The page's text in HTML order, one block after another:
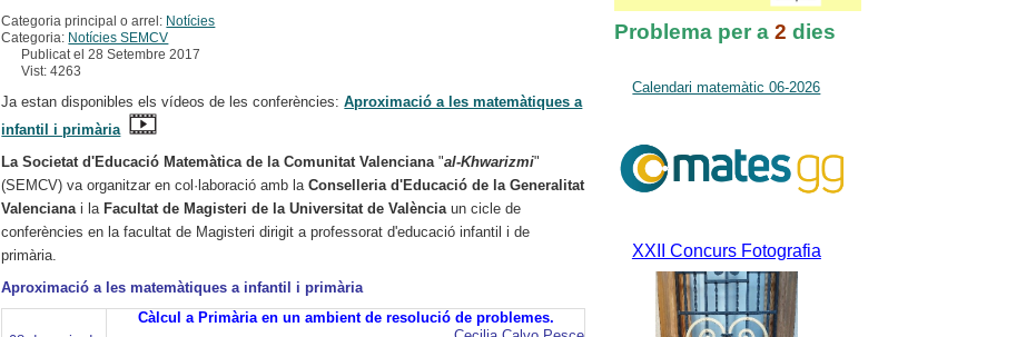
Categoria principal o arrel: Notícies
Categoria: Notícies SEMCV
Publicat el 28 Setembre 2017
Vist: 4263
Ja estan disponibles els vídeos de les conferències:Aproximació a les matemàtiques a
infantil i primària
La Societat d'Educació Matemàtica de la Comunitat Valenciana "al-Khwarizmi"
(SEMCV) va organitzar en col·laboració amb laConselleria d'Educació de la Generalitat
Valenciana i la Facultat de Magisteri de la Universitat de València un cicle de
conferències en la facultat de Magisteri dirigit a professorat d'educació infantil i de
primària.
Aproximació a les matemàtiques a infantil i primària
Càlcul a Primària en un ambient de resolució de problemes.
Problema per a 2 dies
Calendari matemàtic 06-2026
XXII Concurs Fotografia